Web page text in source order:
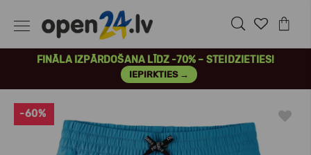
FINĀLA IZPĀRDOŠANA LĪDZ -70% – STEIDZIETIES!
IEPIRKTIES →
-60%